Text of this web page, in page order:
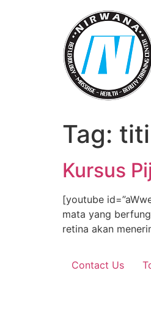
Tag:
Kursus
[youtube
mata yang
retina akan
Contact Us